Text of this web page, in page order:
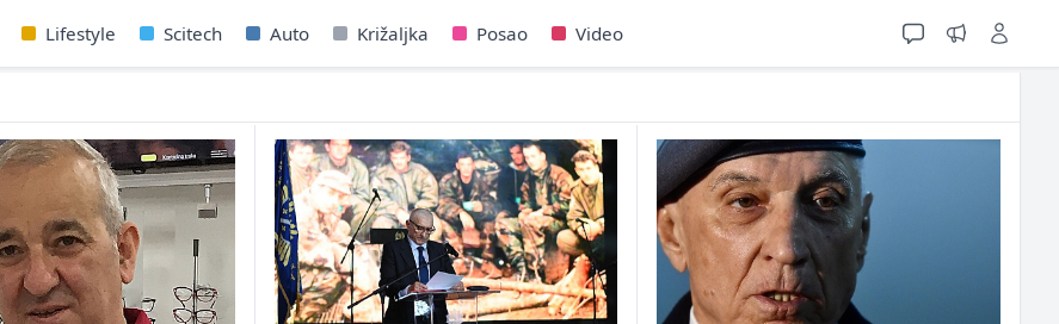
Lifestyle Scitech Auto Križaljka Posao Video